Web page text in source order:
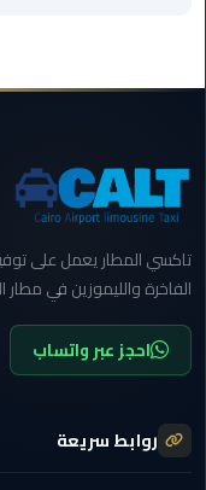
الشيخ
المحلة
الكبرى
ليموزين
السويس
ليموزين
السخنة
تاكسي المطار يعمل على
الفاخرة والليموزين في مطار
احجز عبر واتساب
روابط سريعة